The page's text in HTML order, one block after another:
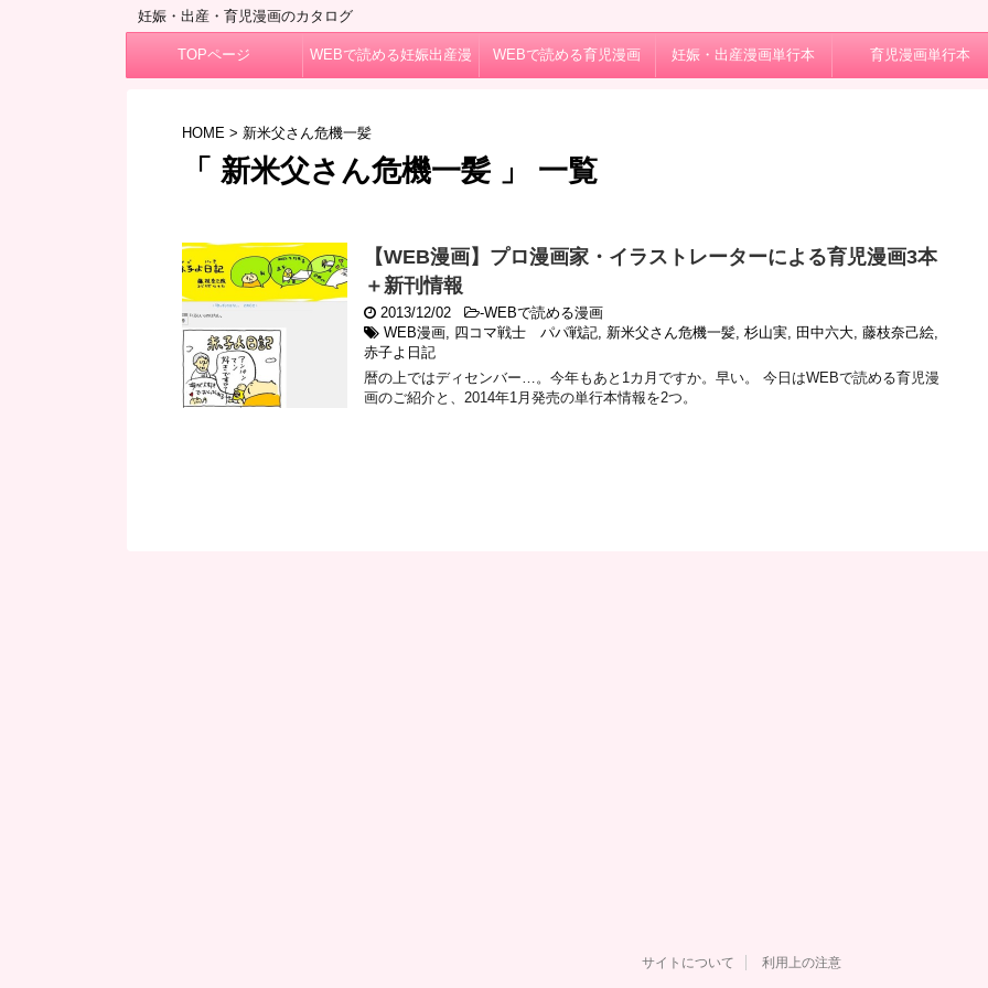
妊娠・出産・育児漫画のカタログ
TOPページ WEBで読める妊娠出産漫 WEBで読める育児漫画 妊娠・出産漫画単行本 育児漫画単行本
HOME> 新米父さん危機一髪
「 新米父さん危機一髪 」 一覧
【WEB漫画】プロ漫画家・イラストレーターによる育児漫画3本
＋新刊情報
2013/12/02 -WEBで読める漫画
WEB漫画, 四コマ戦士 パパ戦記, 新米父さん危機一髪, 杉山実, 田中六大, 藤枝奈己絵,
赤子よ日記
暦の上ではディセンバー…。今年もあと1カ月ですか。早い。 今日はWEBで読める育児漫
画のご紹介と、2014年1月発売の単行本情報を2つ。
サイトについて 利用上の注意